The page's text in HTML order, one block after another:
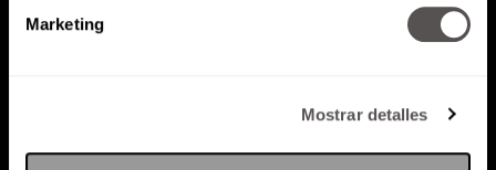
Marketing
Mostrar detalles
Política de Privacidad
PODCAST RADIO MARTHA EVENTOS